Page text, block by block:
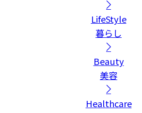
LifeStyle
暮らし
Beauty
美容
Healthcare